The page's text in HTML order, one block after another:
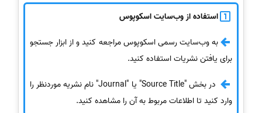
استفاده از وب‌سایت اسکوپوس
به وب‌سایت رسمی اسکوپوس مراجعه کنید و از ابزار جستجو
برای یافتن نشریات استفاده کنید.
در بخش "Source Title" یا "Journal" نام نشریه موردنظر را
وارد کنید تا اطلاعات مربوط به آن را مشاهده کنید.